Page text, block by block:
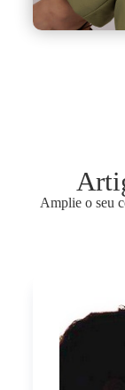
Amplie o seu